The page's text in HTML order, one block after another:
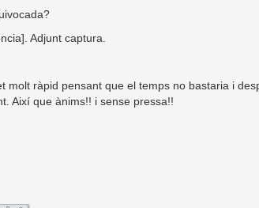
Adjunt captura.
ràpid pensant que el temps no bastaria i
Així que ànims!! i sense pressa!!